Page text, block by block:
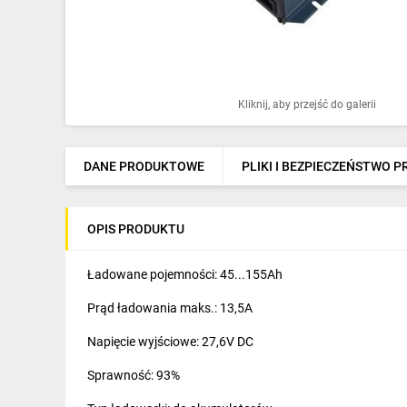
Ogrzewanie
Elektronarzędzia i mierniki
Napędy elektryczne
Pneumatyka
Dom i ogród
Klimatyzacja
Kliknij, aby przejść do galerii
DANE PRODUKTOWE PLIKI I BEZPIECZEŃSTWO
OPIS PRODUKTU
Ładowane pojemności: 45...155Ah
Prąd ładowania maks.: 13,5A
Napięcie wyjściowe: 27,6V DC
Sprawność: 93%